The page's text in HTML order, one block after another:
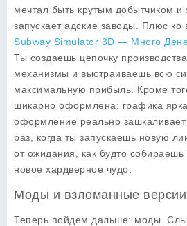
мечтал быть крутым добытчиком и
запускает адские заводы. Плюс ко
Subway Simulator 3D — Много
Ты создаешь цепочку
механизмы и выстраиваешь всю
максимальную прибыль. Кроме
шикарно оформлена: графика
оформление реально
раз, когда ты запускаешь новую
от ожидания, как будто собираешь
новое хардверное чудо.
Моды и взломанные версии
Теперь пойдем дальше: моды.